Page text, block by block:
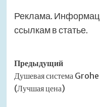
Реклама.
ссылкам в статье.
Навигация
записи
Предыдущий
Душевая система
(Лучшая цена)